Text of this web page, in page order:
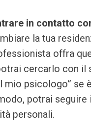
in contatto
la tua
offra
cercarlo con il
psicologo” se
potrai
personali.